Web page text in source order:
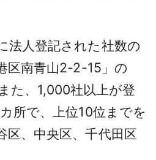
法人登記された社数の
区南青山2-2-15」の
た、1,000社以上が登
所で、上位10位までを
区、中央区、千代田区